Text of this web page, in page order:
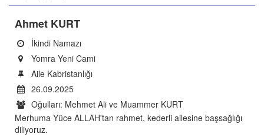
Ahmet KURT
İkindi Namazı
Yomra Yeni Cami
Aile Kabristanlığı
26.09.2025
Oğulları: Mehmet Ali ve Muammer KURT
Merhuma Yüce ALLAH'tan rahmet, kederli ailesine başsağlığı
diliyoruz.